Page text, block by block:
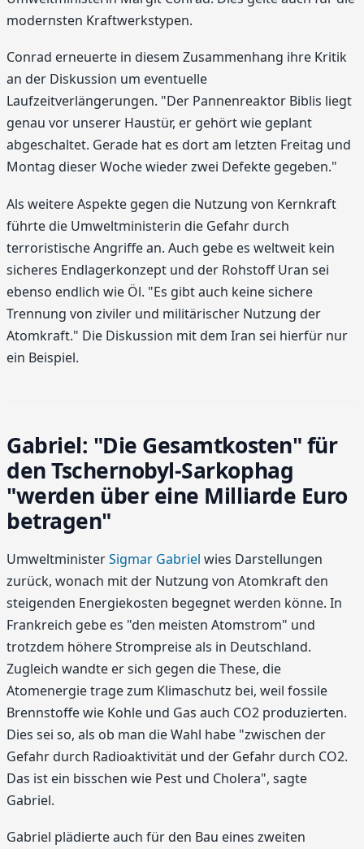
modernsten Kraftwerkstypen.
Conrad erneuerte in diesem Zusammenhang ihre Kritik
an der Diskussion um eventuelle
Laufzeitverlängerungen. "Der Pannenreaktor Biblis liegt
genau vor unserer Haustür, er gehört wie geplant
abgeschaltet. Gerade hat es dort am letzten Freitag und
Montag dieser Woche wieder zwei Defekte gegeben."
Als weitere Aspekte gegen die Nutzung von Kernkraft
führte die Umweltministerin die Gefahr durch
terroristische Angriffe an. Auch gebe es weltweit kein
sicheres Endlagerkonzept und der Rohstoff Uran sei
ebenso endlich wie Öl. "Es gibt auch keine sichere
Trennung von ziviler und militärischer Nutzung der
Atomkraft." Die Diskussion mit dem Iran sei hierfür nur
ein Beispiel.
Gabriel: "Die Gesamtkosten" für
den Tschernobyl-Sarkophag
"werden über eine Milliarde Euro
betragen"
UmweltministerSigmar Gabriel wies Darstellungen
zurück, wonach mit der Nutzung von Atomkraft den
steigenden Energiekosten begegnet werden könne. In
Frankreich gebe es "den meisten Atomstrom" und
trotzdem höhere Strompreise als in Deutschland.
Zugleich wandte er sich gegen die These, die
Atomenergie trage zum Klimaschutz bei, weil fossile
Brennstoffe wie Kohle und Gas auch CO2 produzierten.
Dies sei so, als ob man die Wahl habe "zwischen der
Gefahr durch Radioaktivität und der Gefahr durch CO2.
Das ist ein bisschen wie Pest und Cholera", sagte
Gabriel.
Gabriel plädierte auch für den Bau eines zweiten